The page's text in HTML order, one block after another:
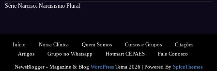
Série Narciso: Narcisismo Plural
Início Nossa Clínica Quem Somos Cursos e Grupos
Citações
Artigos
Grupo no Whatsapp Hotmart CEPAES Fale Conosco
NewsBlogger - Magazine & Blog WordPress Tema 2026 | Powered By SpiceThemes